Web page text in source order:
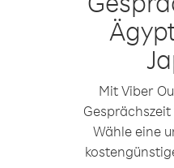
Mit Viber
Wähle eine